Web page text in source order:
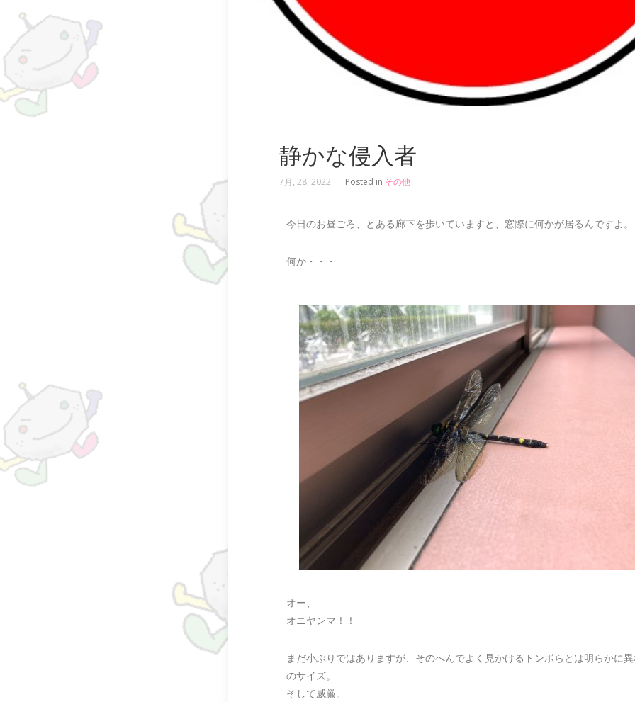
静かな侵入者
7月, 28, 2022 Posted in その他
今日のお昼ごろ、とある廊下を歩いていますと、窓際に何かが居るんですよ。
何か・・・
オー、
オニヤンマ！！
まだ小ぶりではありますが、そのへんでよく見かけるトンボらとは明らかに
のサイズ。
そして威厳。